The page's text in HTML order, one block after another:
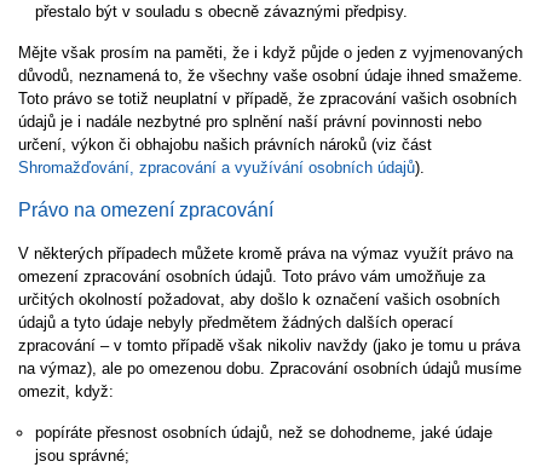
přestalo být v souladu s obecně závaznými předpisy.
Mějte však prosím na paměti, že i když půjde o jeden z vyjmenovaných
důvodů, neznamená to, že všechny vaše osobní údaje ihned smažeme.
Toto právo se totiž neuplatní v případě, že zpracování vašich osobních
údajů je i nadále nezbytné pro splnění naší právní povinnosti nebo
určení, výkon či obhajobu našich právních nároků (viz část
Shromažďování, zpracování a využívání osobních údajů).
Právo na omezení zpracování
V některých případech můžete kromě práva na výmaz využít právo na
omezení zpracování osobních údajů. Toto právo vám umožňuje za
určitých okolností požadovat, aby došlo k označení vašich osobních
údajů a tyto údaje nebyly předmětem žádných dalších operací
zpracování – v tomto případě však nikoliv navždy (jako je tomu u práva
na výmaz), ale po omezenou dobu. Zpracování osobních údajů musíme
omezit, když:
popíráte přesnost osobních údajů, než se dohodneme, jaké údaje
jsou správné;